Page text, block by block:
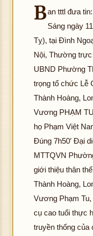
Ban tttl đưa tin:
Sáng ngày
Tỵ), tại Đình
Nội, Thường
UBND Phường
trọng tổ chức Lễ
Thành Hoàng,
Vương PHẠM
họ Phạm Việt
Đúng 7h50′ Đại
MTTQVN
giới thiệu thân
Thành Hoàng,
Vương Phạm
cụ cao tuổi thực
truyền thống của